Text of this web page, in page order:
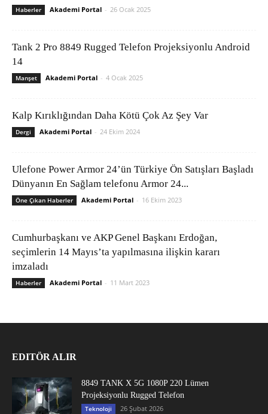
Haberler Akademi Portal - 26 Ocak 2025
Tank 2 Pro 8849 Rugged Telefon Projeksiyonlu Android
14
Manşet Akademi Portal - 4 Ocak 2025
Kalp Kırıklığından Daha Kötü Çok Az Şey Var
Dergi Akademi Portal - 24 Ekim 2024
Ulefone Power Armor 24’ün Türkiye Ön Satışları Başladı
Dünyanın En Sağlam telefonu Armor 24...
Öne Çıkan Haberler Akademi Portal - 16 Ekim 2023
Cumhurbaşkanı ve AKP Genel Başkanı Erdoğan,
seçimlerin 14 Mayıs’ta yapılmasına ilişkin kararı
imzaladı
Haberler Akademi Portal - 11 Mart 2023
EDITÖR ALIR
8849 TANK X 5G 1080P 220 Lümen
Projeksiyonlu Rugged Telefon
Teknoloji 26 Şubat 2026